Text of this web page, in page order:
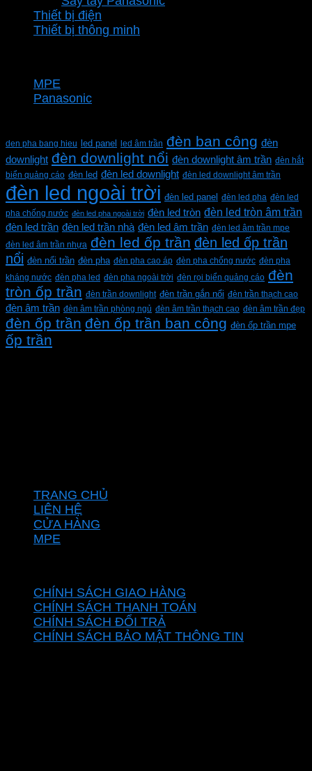
Thiết bị điện
Thiết bị thông minh
MPE
Panasonic
den pha bang hieu led panel led âm trần đèn ban công đèn
downlight đèn downlight nổi đèn downlight âm trần đèn hắt
biển quảng cáo đèn led đèn led downlight đèn led downlight âm trần
đèn led ngoài trời đèn led panel đèn led pha đèn led
pha chống nước đèn led pha ngoài trời đèn led tròn đèn led tròn âm trần
đèn led trần đèn led trần nhà đèn led âm trần đèn led âm trần mpe
đèn led âm trần nhựa đèn led ốp trần đèn led ốp trần
nổi đèn nổi trần đèn pha đèn pha cao áp đèn pha chống nước đèn pha
kháng nước đèn pha led đèn pha ngoài trời đèn rọi biển quảng cáo đèn
tròn ốp trần đèn trần downlight đèn trần gắn nổi đèn trần thạch cao
đèn âm trần đèn âm trần phòng ngủ đèn âm trần thạch cao đèn âm trần đẹp
đèn ốp trần đèn ốp trần ban công đèn ốp trần mpe
ốp trần
TRANG CHỦ
LIÊN HỆ
CỬA HÀNG
MPE
CHÍNH SÁCH GIAO HÀNG
CHÍNH SÁCH THANH TOÁN
CHÍNH SÁCH ĐỔI TRẢ
CHÍNH SÁCH BẢO MẬT THÔNG TIN